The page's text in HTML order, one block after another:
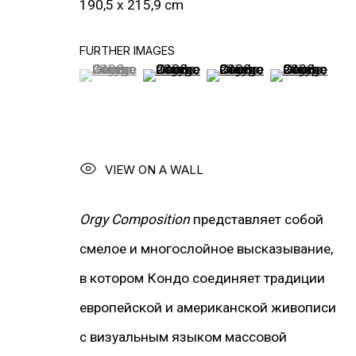
190,5 x 215,9 cm
FURTHER IMAGES
(View a larger image of thumbnail 1 )
, currently selected.
, currently selected.
, currently selected.(View a larger image of thumbnail 2 )
(View a larger image of
(View a larger
VIEW ON A WALL
Orgy Composition представляет собой
смелое и многослойное высказывание,
в котором Кондо соединяет традиции
европейской и американской живописи
с визуальным языком массовой